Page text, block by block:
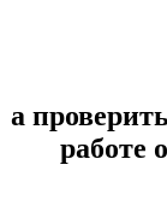
а
работе